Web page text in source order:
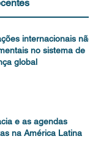
internacionais não-
no sistema de
global
e as agendas
na América Latina